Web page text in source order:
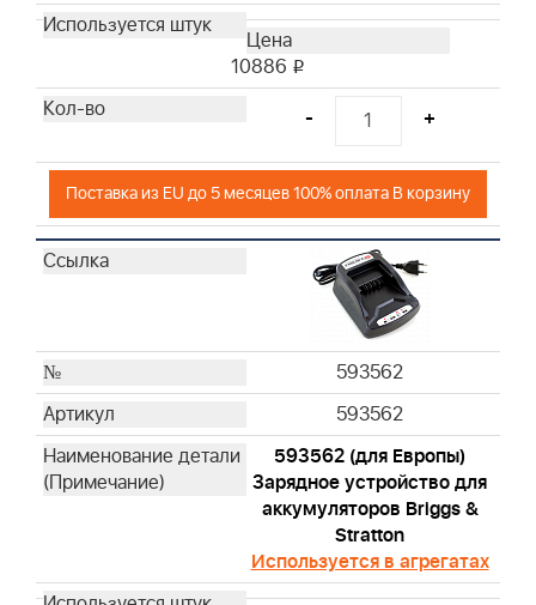
10886 i
- +
Поставка из EU до 5 месяцев 100% оплата В корзину
593562
593562
593562 (для Европы)
Зарядное устройство для
аккумуляторов Briggs &
Stratton
Используется в агрегатах